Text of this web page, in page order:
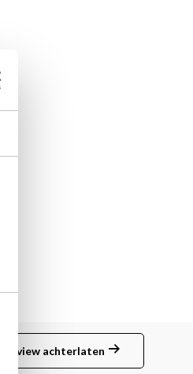
Review achterlaten